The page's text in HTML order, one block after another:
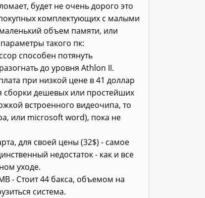
будет не очень дорого это
комплектующих с малыми
объем памяти, или
такого пк:
способен потянуть
до уровня Athlon II.
при низкой цене в 41 доллар
сборки дешевых или простейших
встроенного видеочипа, то
или microsoft word), пока не
для своей цены (32$) - самое
недостаток - как и все
уходе.
- Стоит 44 бакса, объемом на
система.